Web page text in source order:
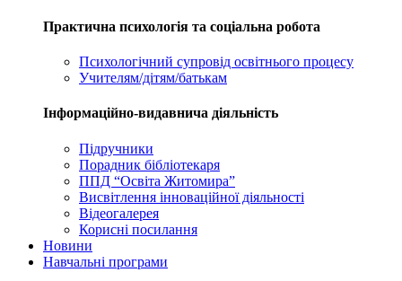
Практична психологія та соціальна робота
Психологічний супровід освітнього процесу
Учителям/дітям/батькам
Інформаційно-видавнича діяльність
Підручники
Порадник бібліотекаря
ППД “Освіта Житомира”
Висвітлення інноваційної діяльності
Відеогалерея
Корисні посилання
Новини
Навчальні програми